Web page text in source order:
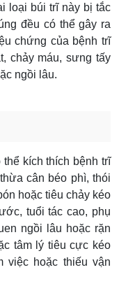
loại búi trĩ này bị tắc
đều có thể gây ra
chứng của bệnh trĩ
chảy máu, sưng tấy
ngồi lâu.
kích thích bệnh trĩ
cân béo phì, thói
hoặc tiêu chảy kéo
tuổi tác cao, phụ
ngồi lâu hoặc rặn
tâm lý tiêu cực kéo
việc hoặc thiếu vận